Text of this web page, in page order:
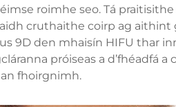
roimhe seo. Tá
cruthaithe coirp ag
9D den mhaisín HIFU thar
próiseas a d’fhéadfá a
fhoirgnimh.